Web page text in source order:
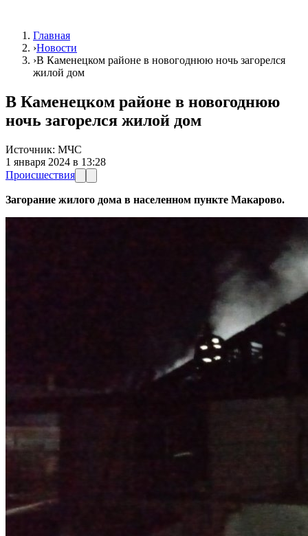
Главная
›Новости
›В Каменецком районе в новогоднюю ночь загорелся
жилой дом
В Каменецком районе в новогоднюю
ночь загорелся жилой дом
Источник: МЧС
1 января 2024 в 13:28
Происшествия
Загорание жилого дома в населенном пункте Макарово.